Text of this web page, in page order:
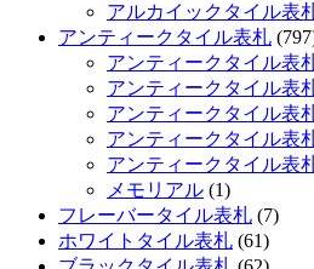
アルカイックタイル表
アンティークタイル表札
アンティークタイル表
アンティークタイル表
アンティークタイル表
アンティークタイル表
アンティークタイル表
メモリアル (1)
フレーバータイル表札 (7)
ホワイトタイル表札 (61)